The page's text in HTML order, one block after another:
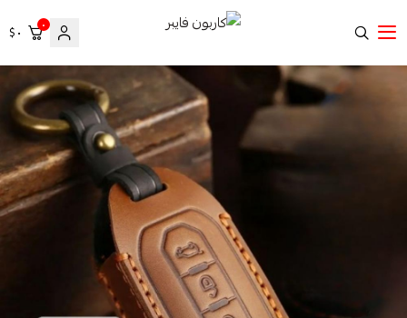
٠ ٠ $